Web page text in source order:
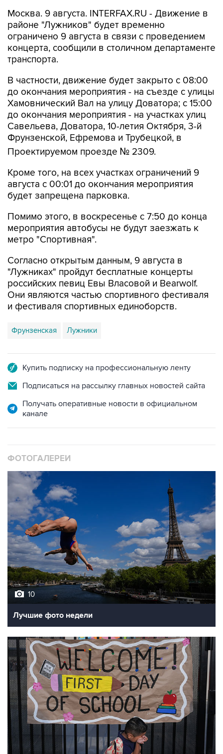
ограничено 9 августа в связи с проведением
концерта, сообщили в столичном департаменте
транспорта.
В частности, движение будет закрыто с 08:00
Хамовнический Вал на улицу Доватора; с 15:00
до окончания мероприятия - на участках улиц
Савельева, Доватора, 10-летия Октября, 3-й
Фрунзенской, Ефремова и Трубецкой, в
Проектируемом проезде № 2309.
Кроме того, на всех участках ограничений 9
будет запрещена парковка.
Помимо этого, в воскресенье с 7:50 до конца
метро "Спортивная".
Согласно открытым данным, 9 августа в
российских певиц Евы Власовой и Bearwolf.
Они являются частью спортивного фестиваля
и фестиваля спортивных единоборств.
Фрунзенская Лужники
Подписаться на рассылку главных новостей сайта
Получать оперативные новости в официальном
10
Лучшие фото недели
10